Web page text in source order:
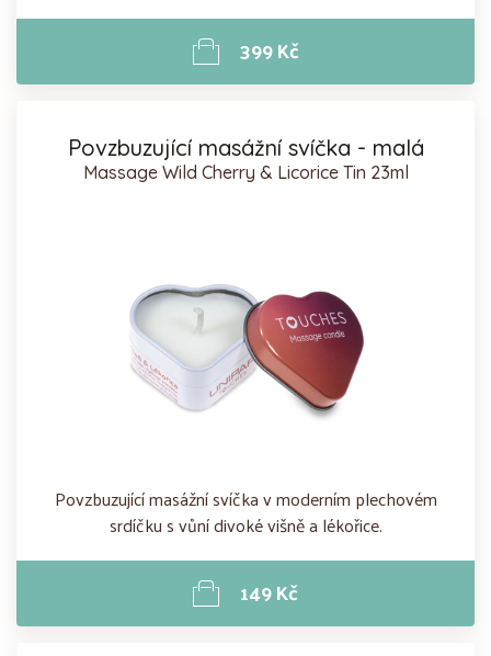
399 Kč
Povzbuzující masážní svíčka - malá
Massage Wild Cherry & Licorice Tin 23ml
Povzbuzující masážní svíčka v moderním plechovém
srdíčku s vůní divoké višně a lékořice.
149 Kč